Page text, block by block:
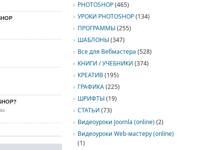
PHOTOSHOP(465)
УРОКИ PHOTOSHOP(134)
ПРОГРАММЫ(255)
ШАБЛОНЫ(347)
Все для Вебмастера (528)
КНИГИ / УЧЕБНИКИ (374)
КРЕАТИВ(195)
ГРАФИКА(225)
ШРИФТЫ(19)
СТАТЬИ (73)
Видеоуроки Joomla (online)(2)
Видеоуроки Web-мастеру (online)
(1)